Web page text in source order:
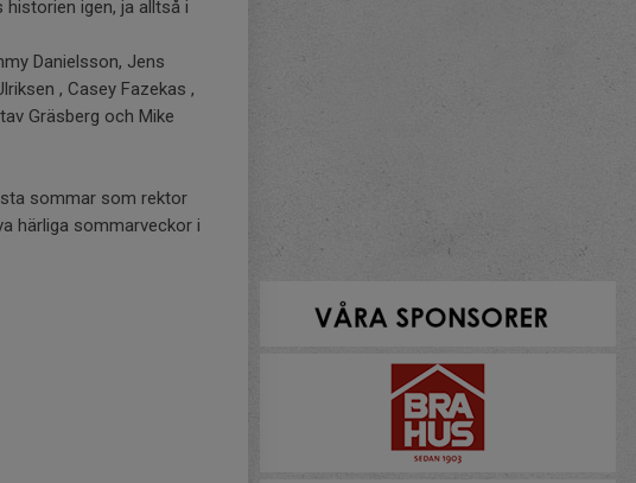
igen, ja alltså i
Danielsson, Jens
, Casey Fazekas ,
Gräsberg och Mike
sommar som rektor
härliga sommarveckor i